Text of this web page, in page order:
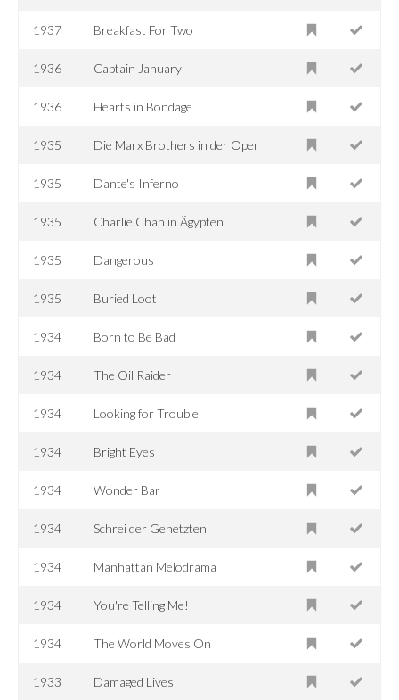
1937 Breakfast For Two
1936 Captain January
1936 Hearts in Bondage
1935 Die Marx Brothers in der Oper
1935 Dante's Inferno
1935 Charlie Chan in Ägypten
1935 Dangerous
1935 Buried Loot
1934 Born to Be Bad
1934 The Oil Raider
1934 Looking for Trouble
1934 Bright Eyes
1934 Wonder Bar
1934 Schrei der Gehetzten
1934 Manhattan Melodrama
1934 You're Telling Me!
1934 The World Moves On
1933 Damaged Lives